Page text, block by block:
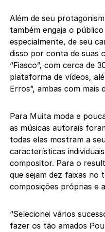
Além de seu
também engaja o
especialmente, de seu
disso por conta de suas
“Fiasco”, com cerca de
plataforma de vídeos,
Erros”, ambas com mais
Para Muita moda e
as músicas autorais
todas elas mostram a
características
compositor. Para o
que sejam dez faixas no
composições próprias e
“Selecionei vários
fazer os tão amados